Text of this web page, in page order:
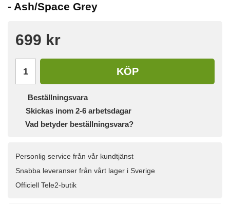
- Ash/Space Grey
699 kr
KÖP
Beställningsvara
Skickas inom 2-6 arbetsdagar
Vad betyder beställningsvara?
Personlig service från vår kundtjänst
Snabba leveranser från vårt lager i Sverige
Officiell Tele2-butik